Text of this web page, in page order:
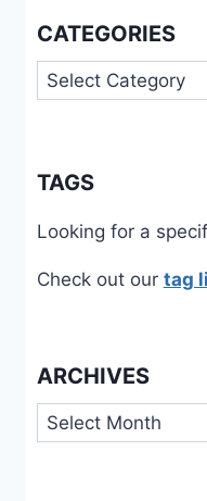
CATEGORIES
Categories
TAGS
Looking for a
Check out our tag
ARCHIVES
Archives